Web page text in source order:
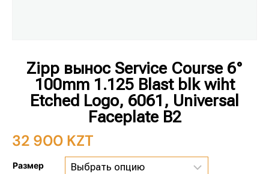
Zipp вынос Service Course 6°
100mm 1.125 Blast blk wiht
Etched Logo, 6061, Universal
Faceplate B2
32 900 KZT
Размер